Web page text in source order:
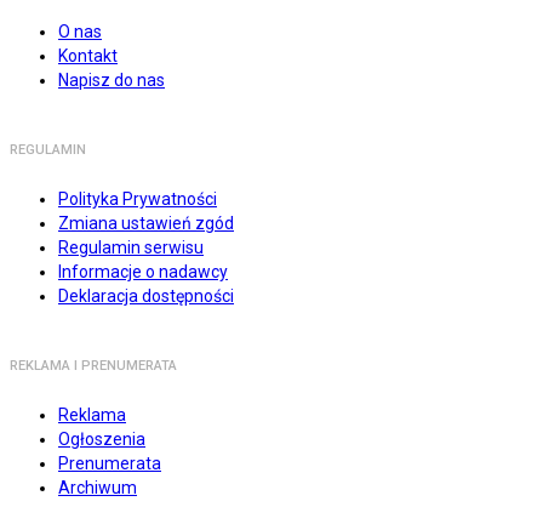
O nas
Kontakt
Napisz do nas
REGULAMIN
Polityka Prywatności
Zmiana ustawień zgód
Regulamin serwisu
Informacje o nadawcy
Deklaracja dostępności
REKLAMA I PRENUMERATA
Reklama
Ogłoszenia
Prenumerata
Archiwum